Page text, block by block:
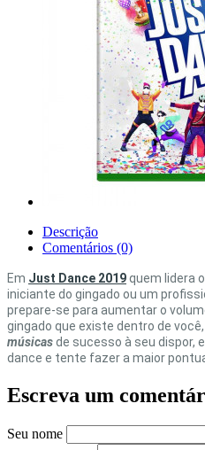
Descrição
Comentários (0)
Em Just Dance 2019quem lidera
iniciante do gingado ou um
prepare-se para aumentar o
gingado que existe dentro de
músicasde sucesso à seu dispor,
dance e tente fazer a maior
Escreva um
Seu nome